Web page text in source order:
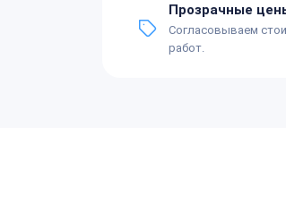
Прозрачные
Согласовываем
работ.